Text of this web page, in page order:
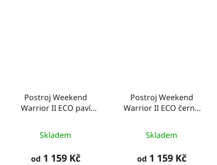
Postroj Weekend
Warrior II ECO paví
Skladem
od 1 159 Kč
Postroj Weekend
Warrior II ECO černý,
Skladem
od 1 159 Kč